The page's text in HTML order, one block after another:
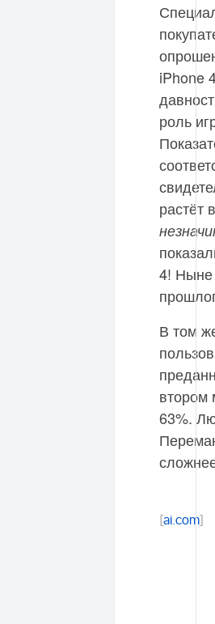
iPhone
роль
растёт
4! Ныне
В том
втором
63%.
ai.com